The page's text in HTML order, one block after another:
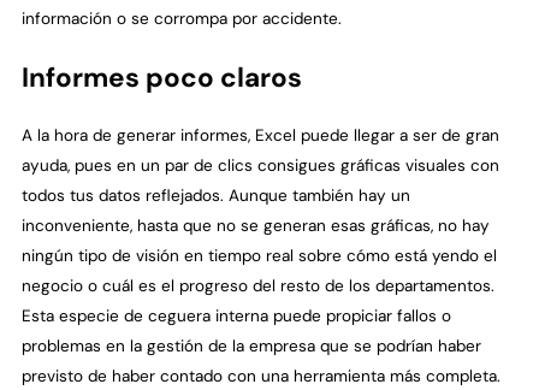
información o se corrompa por accidente.
Informes poco claros
A la hora de generar informes, Excel puede llegar a ser de gran
ayuda, pues en un par de clics consigues gráficas visuales con
todos tus datos reflejados. Aunque también hay un
inconveniente, hasta que no se generan esas gráficas, no hay
ningún tipo de visión en tiempo real sobre cómo está yendo el
negocio o cuál es el progreso del resto de los departamentos.
Esta especie de ceguera interna puede propiciar fallos o
problemas en la gestión de la empresa que se podrían haber
previsto de haber contado con una herramienta más completa.